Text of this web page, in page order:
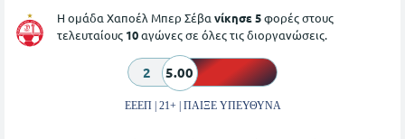
Η ομάδα Χαποέλ Μπερ Σέβα νίκησε 5φορές στους
τελευταίους 10αγώνες σε όλες τις διοργανώσεις.
2 5.00
ΕΕΕΠ | 21+ | ΠΑΙΞΕ ΥΠΕΥΘΥΝΑ